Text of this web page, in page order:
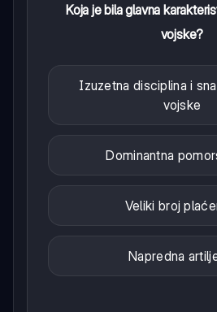
Koja je bila glavna
vojske?
Izuzetna disciplina i
vojske
Dominantna
Veliki broj
Napredna